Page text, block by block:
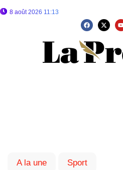
8 août 2026 11:13
A la une Sport